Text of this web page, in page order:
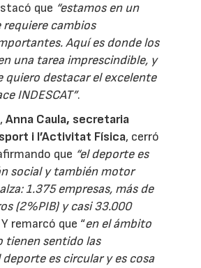
que “estamos en un
cambios
Aquí es donde los
una tarea imprescindible, y
quiero destacar el excelente
INDESCAT”.
Anna Caula, secretaria
i l’Activitat Física, cerró
que “el deporte es
social y también motor
1.375 empresas, más de
(2%PIB) y casi 33.000
Y remarcó que “en el ámbito
tienen sentido las
es circular y es cosa